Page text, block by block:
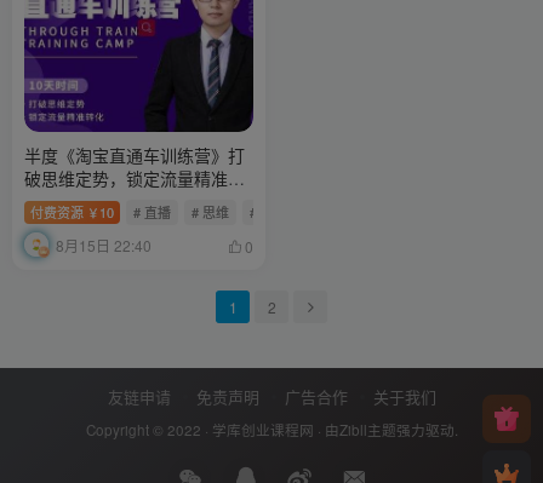
半度《淘宝直通车训练营》打
破思维定势，锁定流量精准转
化付费资源 ￥ 10 # 直播 # 思维 # 计划
8月15日 22:40 0
1 2
友链申请 免责声明 广告合作 关于我们
Copyright © 2022 · 学库创业课程网 · 由Zibll主题强力驱动.